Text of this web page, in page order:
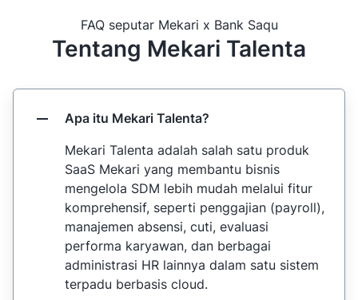
FAQ seputar Mekari x Bank Saqu
Tentang Mekari Talenta
Apa itu Mekari Talenta?
Mekari Talenta adalah salah satu produk
SaaS Mekari yang membantu bisnis
mengelola SDM lebih mudah melalui fitur
komprehensif, seperti penggajian (payroll),
manajemen absensi, cuti, evaluasi
performa karyawan, dan berbagai
administrasi HR lainnya dalam satu sistem
terpadu berbasis cloud.